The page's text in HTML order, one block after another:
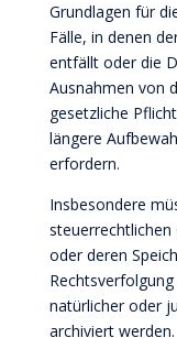
Grundlagen für
Fälle, in denen
entfällt oder die
Ausnahmen von
gesetzliche
längere
erfordern.
Insbesondere
oder deren
natürlicher oder
archiviert werden.